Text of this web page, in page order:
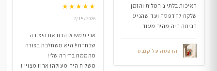
האיכות בלתי נורמלית והזמן
שלקח להדפסה ועד שהגיע
הביתה היה מהיר מעוד
הדפסה על קנבס
★★★★★
7/15/2026
אני ממש אוהבת את היצירה
שבחרתי! היא משתלבת בצורה
מהממת בדירה שלי!
משלוח היה מעולה! ארוז מצויין!